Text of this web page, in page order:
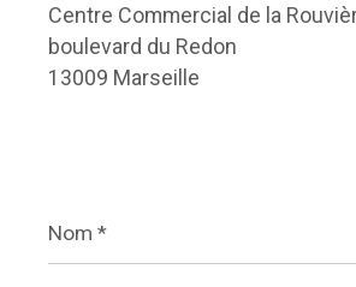
Centre Commercial de la
boulevard du Redon
13009 Marseille
*